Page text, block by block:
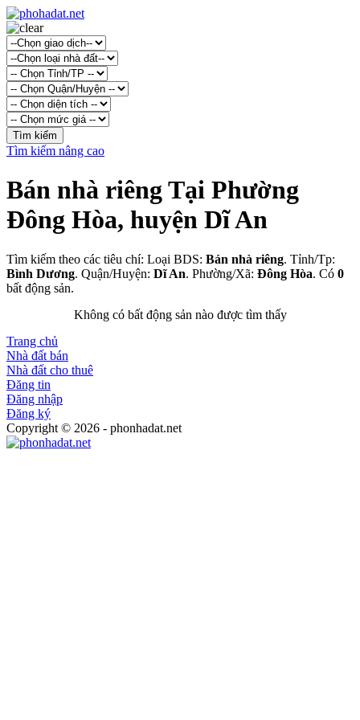
Tìm kiếm nâng cao
Bán nhà riêng Tại Phường
Đông Hòa, huyện Dĩ An
Tìm kiếm theo các tiêu chí: Loại BDS: Bán nhà riêng. Tỉnh/Tp:
Bình Dương. Quận/Huyện: Dĩ An. Phường/Xã: Đông Hòa. Có 0
bất động sản.
Không có bất động sản nào được tìm thấy
Trang chủ
Nhà đất bán
Nhà đất cho thuê
Đăng tin
Đăng nhập
Đăng ký
Copyright © 2026 - phonhadat.net